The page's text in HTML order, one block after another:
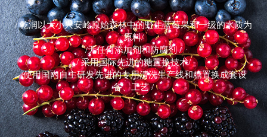
/ 乾润以大小兴安岭原始森林中的野生蓝莓果和一级的水质为
原料/
/无任何添加剂和防腐剂 /
/ 采用国际先进的糖置换技术/
/使用国内自主研发先进的专用清洗生产线和糖置换成套设
备、工艺 /